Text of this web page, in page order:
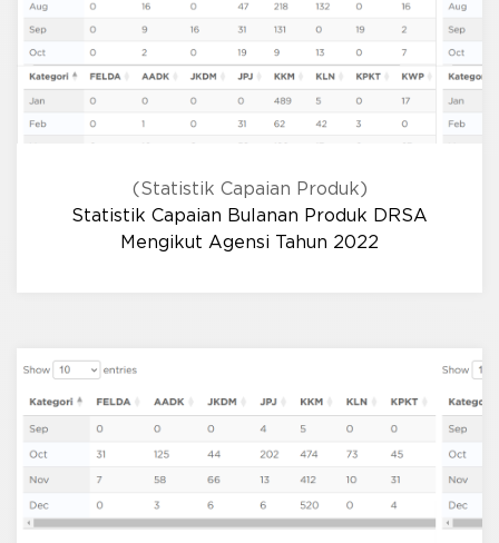
(Statistik Capaian Produk)
Statistik Capaian Bulanan Produk DRSA
Mengikut Agensi Tahun 2022